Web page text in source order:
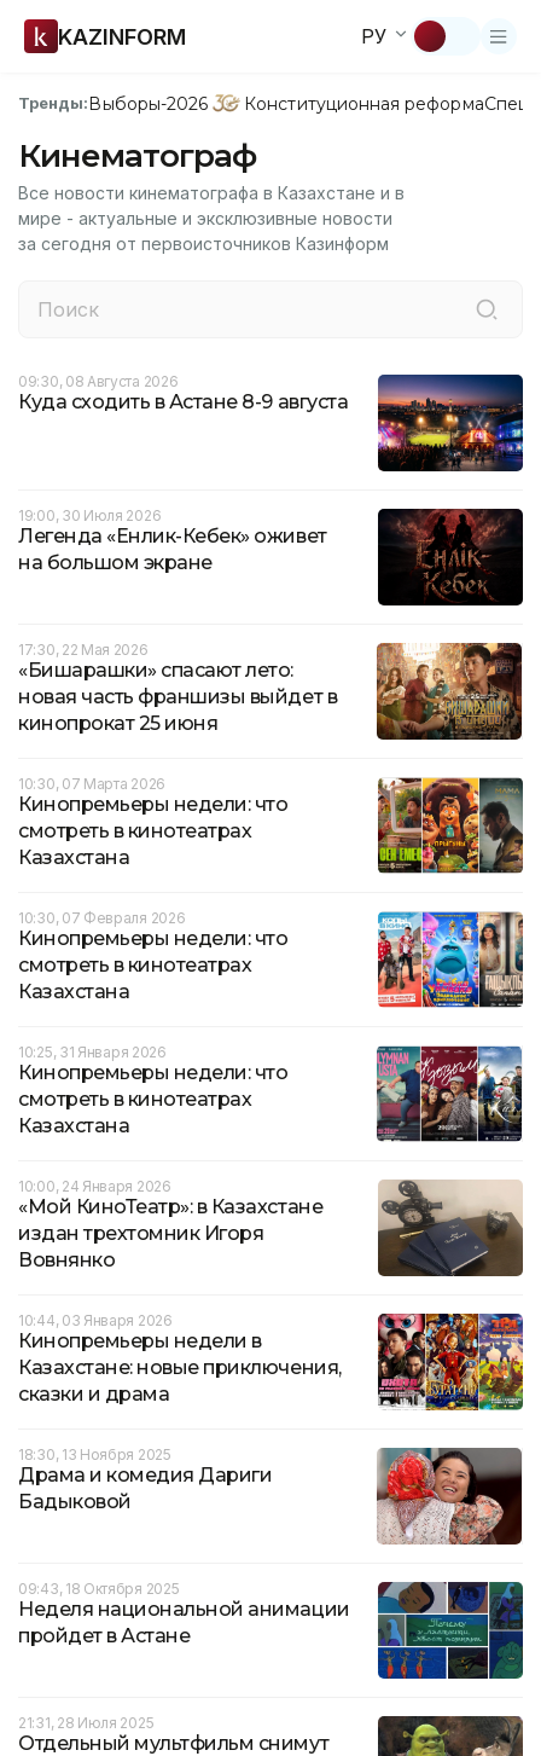
KAZINFORM РУ
Тренды:Выборы-2026 Конституционная реформа
Кинематограф
Все новости кинематографа в Казахстане и в
мире - актуальные и эксклюзивные новости
за сегодня от первоисточников Казинформ
09:30, 08 Августа 2026
Куда сходить в Астане 8-9 августа
19:00, 30 Июля 2026
Легенда «Енлик-Кебек» оживет
на большом экране
17:30, 22 Мая 2026
«Бишарашки» спасают лето:
новая часть франшизы выйдет в
кинопрокат 25 июня
10:30, 07 Марта 2026
Кинопремьеры недели: что
смотреть в кинотеатрах
Казахстана
10:30, 07 Февраля 2026
Кинопремьеры недели: что
смотреть в кинотеатрах
Казахстана
10:25, 31 Января 2026
Кинопремьеры недели: что
смотреть в кинотеатрах
Казахстана
10:00, 24 Января 2026
«Мой КиноТеатр»: в Казахстане
издан трехтомник Игоря
Вовнянко
10:44, 03 Января 2026
Кинопремьеры недели в
Казахстане: новые приключения,
сказки и драма
18:30, 13 Ноября 2025
Драма и комедия Дариги
Бадыковой
09:43, 18 Октября 2025
Неделя национальной анимации
пройдет в Астане
21:31, 28 Июля 2025
Отдельный мультфильм снимут